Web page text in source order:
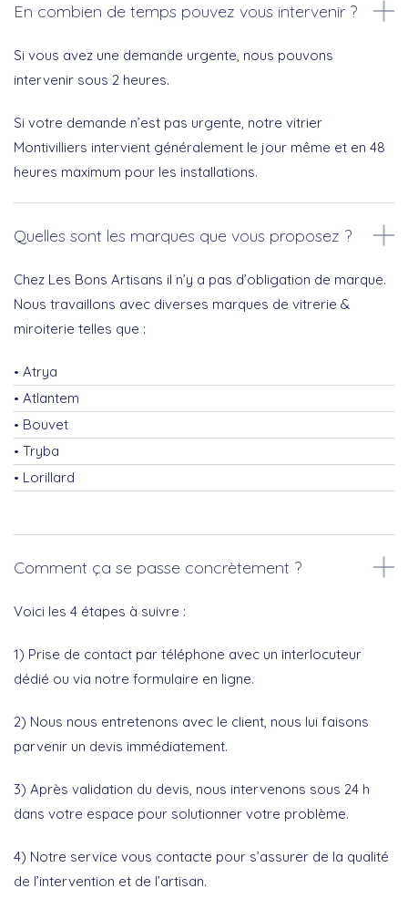
En combien de temps pouvez vous intervenir ?
Si vous avez une demande urgente, nous pouvons
intervenir sous 2 heures.
Si votre demande n’est pas urgente, notre vitrier
Montivilliers intervient généralement le jour même et en 48
heures maximum pour les installations.
Quelles sont les marques que vous proposez ?
Chez Les Bons Artisans il n’y a pas d’obligation de marque.
Nous travaillons avec diverses marques de vitrerie &
miroiterie telles que :
Atrya
Atlantem
Bouvet
Tryba
Lorillard
Comment ça se passe concrètement ?
Voici les 4 étapes à suivre :
1) Prise de contact par téléphone avec un interlocuteur
dédié ou via notre formulaire en ligne.
2) Nous nous entretenons avec le client, nous lui faisons
parvenir un devis immédiatement.
3) Après validation du devis, nous intervenons sous 24 h
dans votre espace pour solutionner votre problème.
4) Notre service vous contacte pour s’assurer de la qualité
de l’intervention et de l’artisan.